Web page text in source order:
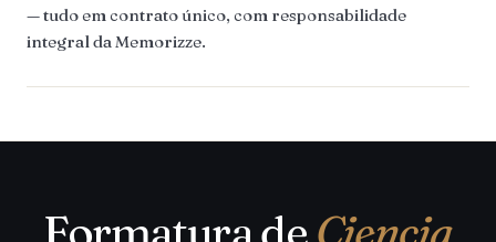
— tudo em contrato único, com responsabilidade
integral da Memorizze.